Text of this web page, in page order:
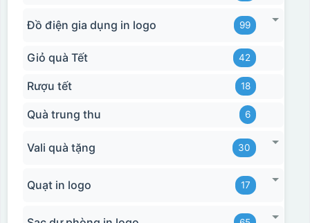
Đồ điện gia dụng in logo 99
Giỏ quà Tết 42
Rượu tết 18
Quà trung thu 6
Vali quà tặng 30
Quạt in logo 17